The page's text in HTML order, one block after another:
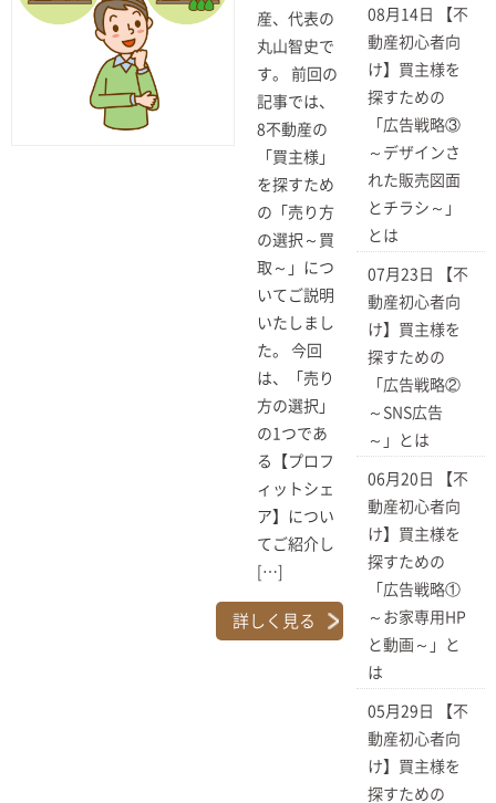
産、代表の
丸山智史で
す。 前回の
記事では、
8不動産の
「買主様」
を探すため
の「売り方
の選択～買
取～」につ
いてご説明
いたしまし
た。 今回
は、「売り
方の選択」
の1つであ
る【プロフ
ィットシェ
ア】につい
てご紹介し
[…]
詳しく見る
08月14日
【不
動産初心者向
け】買主様を
探すための
「広告戦略③
～デザインさ
れた販売図面
とチラシ～」
とは
07月23日
【不
動産初心者向
け】買主様を
探すための
「広告戦略②
～SNS広告
～」とは
06月20日
【不
動産初心者向
け】買主様を
探すための
「広告戦略①
～お家専用HP
と動画～」と
は
05月29日
【不
動産初心者向
け】買主様を
探すための